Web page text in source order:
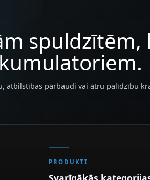
spuldzītēm,
atbilstības pārbaudi vai ātru palīdzību
PRODUKTI